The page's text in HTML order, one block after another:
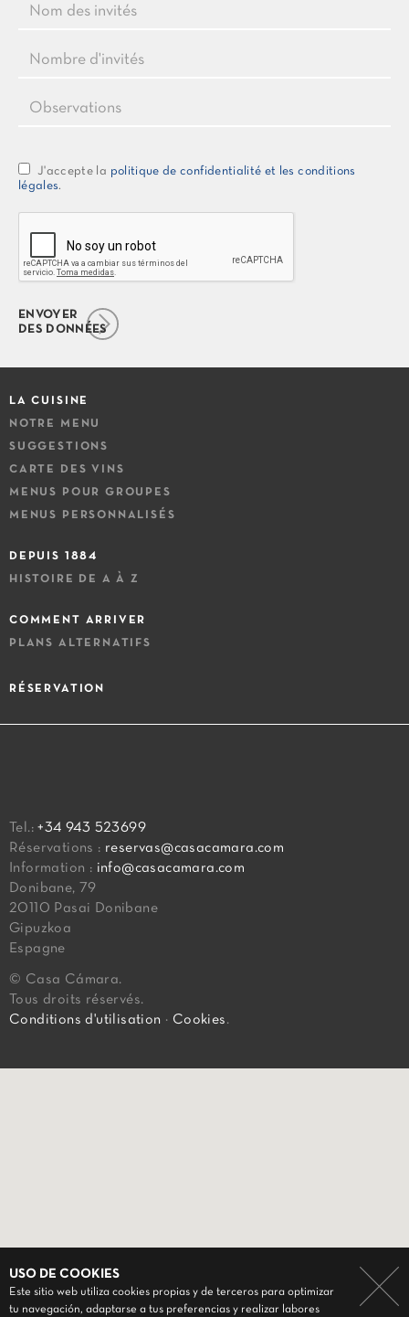
USO DE COOKIES
Este sitio web utiliza cookies propias y de terceros para optimizar
tu navegación, adaptarse a tus preferencias y realizar labores
J'accepte la politique de confidentialité et les conditions
légales.
ENVOYER
DES DONNÉES
LA CUISINE
NOTRE MENU
SUGGESTIONS
CARTE DES VINS
MENUS POUR GROUPES
MENUS PERSONNALISÉS
DEPUIS 1884
HISTOIRE DE A À Z
COMMENT ARRIVER
PLANS ALTERNATIFS
RÉSERVATION
Tel.:+34 943 523699
Réservations : reservas@casacamara.com
Information : info@casacamara.com
Donibane, 79
20110 Pasai Donibane
Gipuzkoa
Espagne
© Casa Cámara.
Tous droits réservés.
Conditions d'utilisation · Cookies .